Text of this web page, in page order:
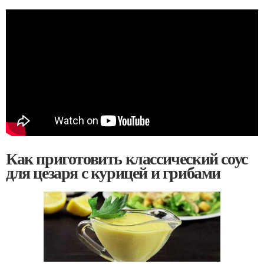
Как приготовить классический соус
для цезаря с курицей и грибами